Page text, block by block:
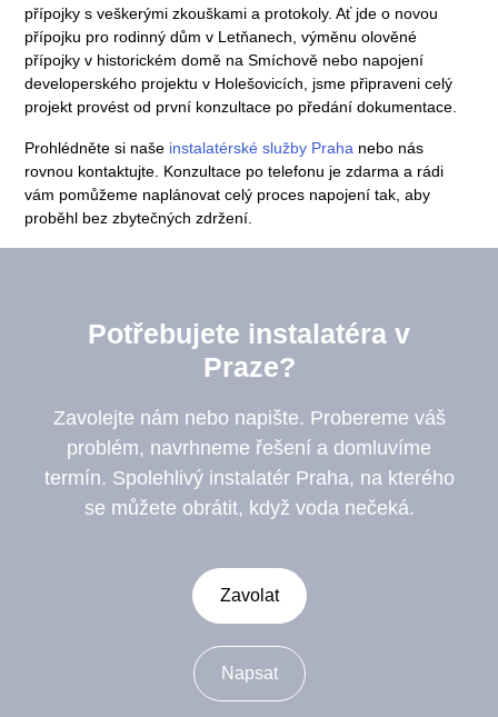
přípojky s veškerými zkouškami a protokoly. Ať jde o novou
přípojku pro rodinný dům v Letňanech, výměnu olověné
přípojky v historickém domě na Smíchově nebo napojení
developerského projektu v Holešovicích, jsme připraveni celý
projekt provést od první konzultace po předání dokumentace.
Prohlédněte si naše instalatérské služby Praha nebo nás
rovnou kontaktujte. Konzultace po telefonu je zdarma a rádi
vám pomůžeme naplánovat celý proces napojení tak, aby
proběhl bez zbytečných zdržení.
Potřebujete instalatéra v
Praze?
Zavolejte nám nebo napište. Probereme váš
problém, navrhneme řešení a domluvíme
termín. Spolehlivý instalatér Praha, na kterého
se můžete obrátit, když voda nečeká.
Zavolat
Napsat